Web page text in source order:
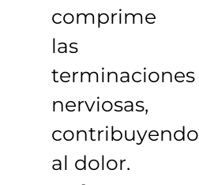
comprime
las
terminaciones
nerviosas,
contribuyendo
al dolor.